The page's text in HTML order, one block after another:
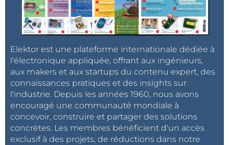
Elektor est une plateforme internationale dédiée à
l'électronique appliquée, offrant aux ingénieurs,
aux makers et aux startups du contenu expert, des
connaissances pratiques et des insights sur
l'industrie. Depuis les années 1960, nous avons
encouragé une communauté mondiale à
concevoir, construire et partager des solutions
concrètes. Les membres bénéficient d'un accès
exclusif à des projets, de réductions dans notre